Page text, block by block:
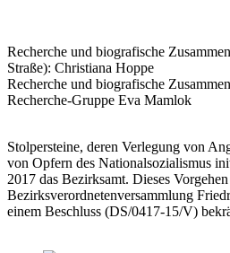
Recherche und biografische
Straße): Christiana Hoppe
Recherche und biografische
Recherche-Gruppe Eva Mamlok
Stolpersteine, deren Verlegung von
von Opfern des Nationalsozialismus
2017 das Bezirksamt. Dieses
Bezirksverordnetenversammlung
einem Beschluss (DS/0417-15/V)